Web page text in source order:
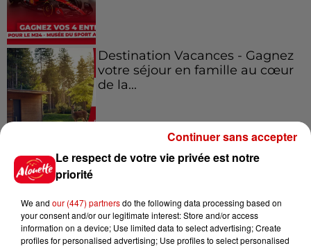
Destination Vacances - Gagnez
votre séjour en famille au cœur
de la...
Podcasts
Kelly Massol, figure
emblématique de
l'entrepreneuriat féminin
Le respect de votre vie privée est notre
priorité
We and our (447) partnersdo the following data processing based on
your consent and/or our legitimate interest: Store and/or access
information on a device; Use limited data to select advertising; Create
profiles for personalised advertising; Use profiles to select personalised
Continuer sans accepter